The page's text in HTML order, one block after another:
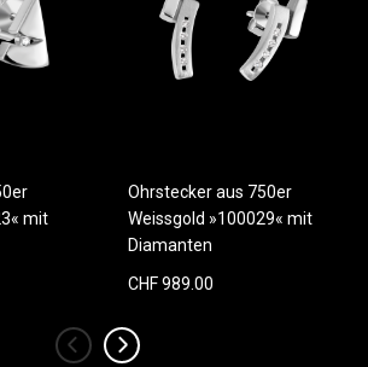
mit
Ohrstecker aus 750er
Weissgold »100029« mit
Diamanten
CHF 989.00
‹ ›